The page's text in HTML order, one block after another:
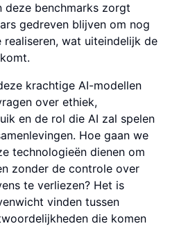
benchmarks zorgt
gedreven blijven om nog
wat uiteindelijk de
krachtige AI-modellen
over ethiek,
en de rol die AI zal spelen
Hoe gaan we
technologieën dienen om
zonder de controle over
te verliezen? Het is
vinden tussen
die komen